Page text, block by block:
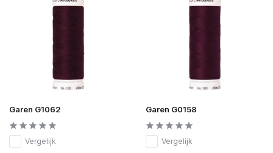
Garen G1062
Vergelijk
Garen G0158
Vergelijk